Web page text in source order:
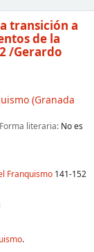
transición a
de la
/Gerardo
(Granada
literaria: No es
Franquismo141-152
.